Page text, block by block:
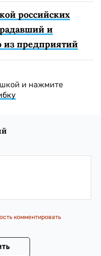
российских
и
из предприятий
и нажмите
комментировать